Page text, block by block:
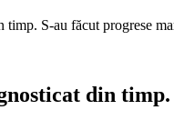
timp. S-au făcut progrese
din